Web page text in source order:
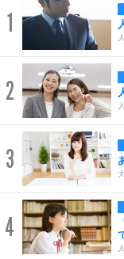
1
2
3
4